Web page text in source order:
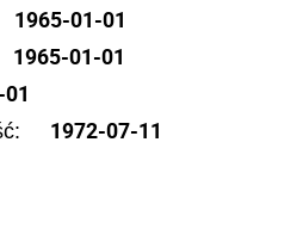
1965-01-01
1965-01-01
1972-07-11